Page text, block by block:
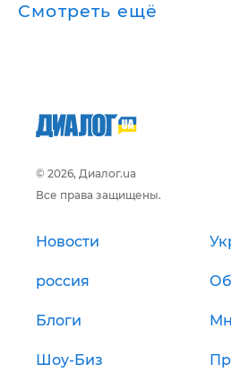
Смотреть ещё
© 2026, Диалог.ua
Все права защищены.
Новости
россия
Блоги
Шоу-Биз